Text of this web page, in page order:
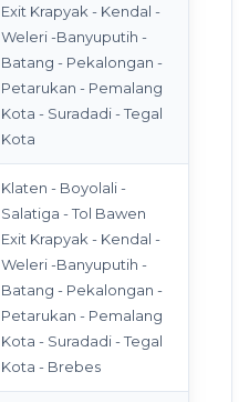
Exit Krapyak - Kendal -
Weleri -Banyuputih -
Batang - Pekalongan -
Petarukan - Pemalang
Kota - Suradadi - Tegal
Kota
Klaten - Boyolali -
Salatiga - Tol Bawen
Exit Krapyak - Kendal -
Weleri -Banyuputih -
Batang - Pekalongan -
Petarukan - Pemalang
Kota - Suradadi - Tegal
Kota - Brebes